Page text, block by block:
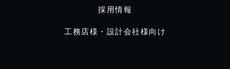
採用情報
工務店様・設計会社様向け